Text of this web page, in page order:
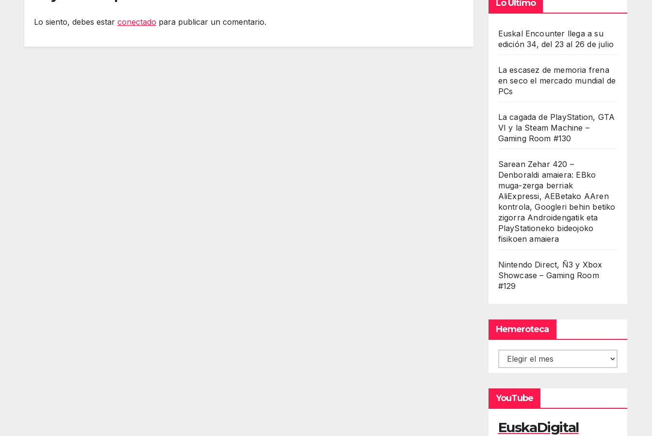
Lo siento, debes estar conectado para publicar un comentario.
Lo Último
Euskal Encounter llega a su
edición 34, del 23 al 26 de julio
La escasez de memoria frena
en seco el mercado mundial de
PCs
La cagada de PlayStation, GTA
VI y la Steam Machine –
Gaming Room #130
Sarean Zehar 420 –
Denboraldi amaiera: EBko
muga-zerga berriak
AliExpressi, AEBetako AAren
kontrola, Googleri behin betiko
zigorra Androidengatik eta
PlayStationeko bideojoko
fisikoen amaiera
Nintendo Direct, Ñ3 y Xbox
Showcase – Gaming Room
#129
Hemeroteca
Hemeroteca
YouTube
EuskaDigital